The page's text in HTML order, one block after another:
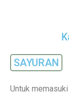
SAYURAN
Untuk